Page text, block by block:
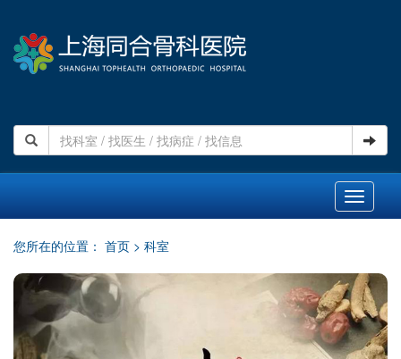
Toggle
您所在的位置： 首页 > 科室